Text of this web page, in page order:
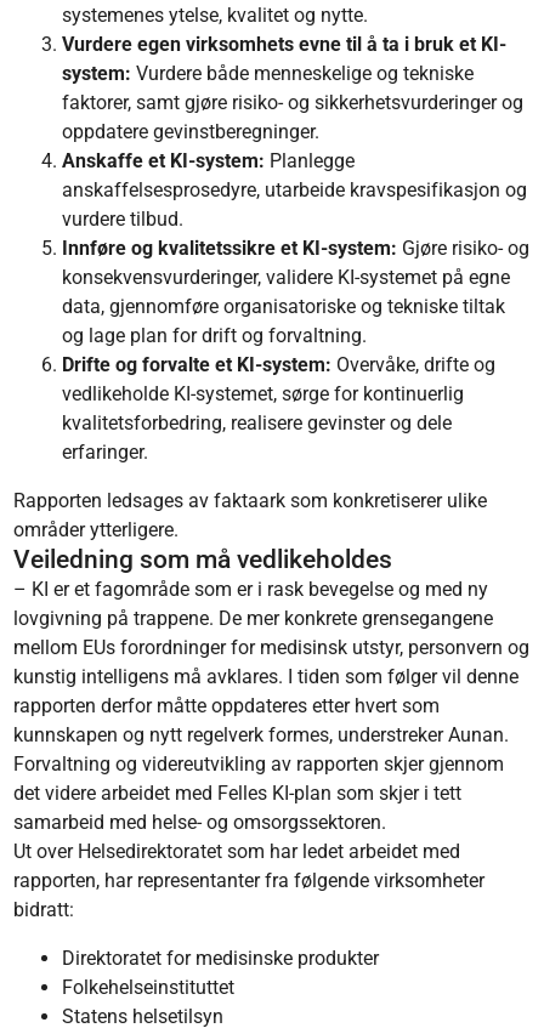
systemenes ytelse, kvalitet og nytte.
Vurdere egen virksomhets evne til å ta i bruk et KI-
system:Vurdere både menneskelige og tekniske
faktorer, samt gjøre risiko- og sikkerhetsvurderinger og
oppdatere gevinstberegninger.
Anskaffe et KI-system: Planlegge
anskaffelsesprosedyre, utarbeide kravspesifikasjon og
vurdere tilbud.
Innføre og kvalitetssikre et KI-system: Gjøre risiko- og
konsekvensvurderinger, validere KI-systemet på egne
data, gjennomføre organisatoriske og tekniske tiltak
og lage plan for drift og forvaltning.
Drifte og forvalte et KI-system: Overvåke, drifte og
vedlikeholde KI-systemet, sørge for kontinuerlig
kvalitetsforbedring, realisere gevinster og dele
erfaringer.
Rapporten ledsages av faktaark som konkretiserer ulike
områder ytterligere.
Veiledning som må vedlikeholdes
– KI er et fagområde som er i rask bevegelse og med ny
lovgivning på trappene. De mer konkrete grensegangene
mellom EUs forordninger for medisinsk utstyr, personvern og
kunstig intelligens må avklares. I tiden som følger vil denne
rapporten derfor måtte oppdateres etter hvert som
kunnskapen og nytt regelverk formes, understreker Aunan.
Forvaltning og videreutvikling av rapporten skjer gjennom
det videre arbeidet med Felles KI-plan som skjer i tett
samarbeid med helse- og omsorgssektoren.
Ut over Helsedirektoratet som har ledet arbeidet med
rapporten, har representanter fra følgende virksomheter
bidratt:
Direktoratet for medisinske produkter
Folkehelseinstituttet
Statens helsetilsyn